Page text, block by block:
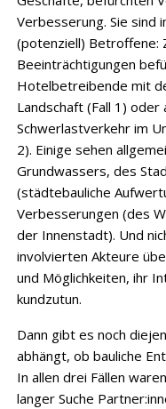
Verbesserung. Sie sind
(potenziell) Betroffene:
Beeinträchtigungen
Hotelbetreibende mit
Landschaft (Fall 1) oder
Schwerlastverkehr im
2). Einige sehen
Grundwassers, des
(städtebauliche
Verbesserungen (des
der Innenstadt). Und
involvierten Akteure
und Möglichkeiten, ihr
kundzutun.
Dann gibt es noch
abhängt, ob bauliche
In allen drei Fällen
langer Suche